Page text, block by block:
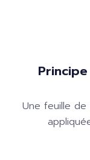
Une feuille